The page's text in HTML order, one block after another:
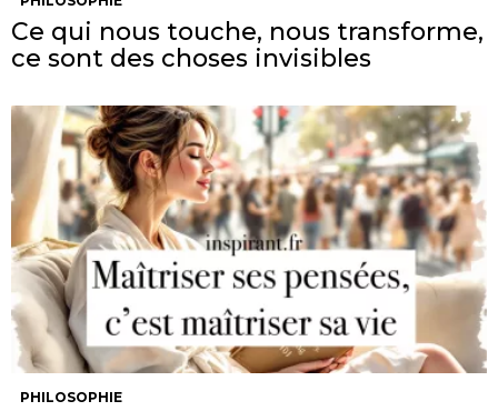
Ce qui nous touche, nous transforme,
ce sont des choses invisibles
PHILOSOPHIE